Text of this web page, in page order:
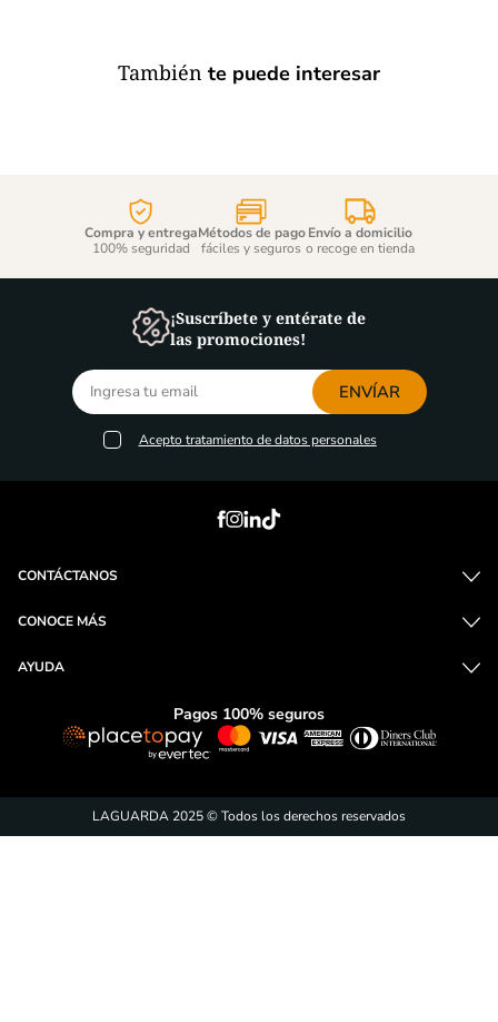
También te puede interesar
Compra y entrega
100% seguridad
Métodos de pago
fáciles y seguros
Envío a domicilio
o recoge en tienda
¡Suscríbete y entérate de
las promociones!
ENVÍAR
Acepto tratamiento de datos personales
CONTÁCTANOS
CONOCE MÁS
AYUDA
Pagos 100% seguros
LAGUARDA 2025 © Todos los derechos reservados